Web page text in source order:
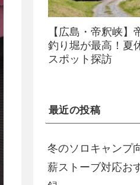
【広島・帝釈峡
釣り堀が最高！夏
スポット探訪
最近の投稿
冬のソロキャンプ
薪ストーブ対応お